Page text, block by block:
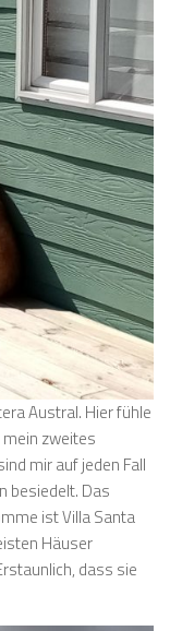
Austral. Hier fühle
zweites
mir auf jeden Fall
besiedelt. Das
ist Villa Santa
Häuser
dass sie